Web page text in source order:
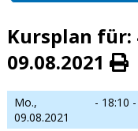
Kursplan für:
09.08.2021
Mo.,
09.08.2021
- 18:10